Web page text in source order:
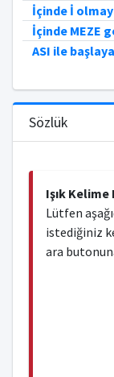
İçinde İ
İçinde MEZE
ASI ile
Sözlük
Işık
Lütfen
istediğiniz
ara